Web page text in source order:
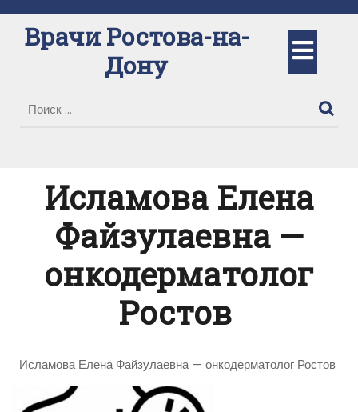
содержимому
Врачи Ростова-на-
Дону
Исламова Елена
Файзулаевна —
онкодерматолог
Ростов
Исламова Елена Файзулаевна — онкодерматолог Ростов